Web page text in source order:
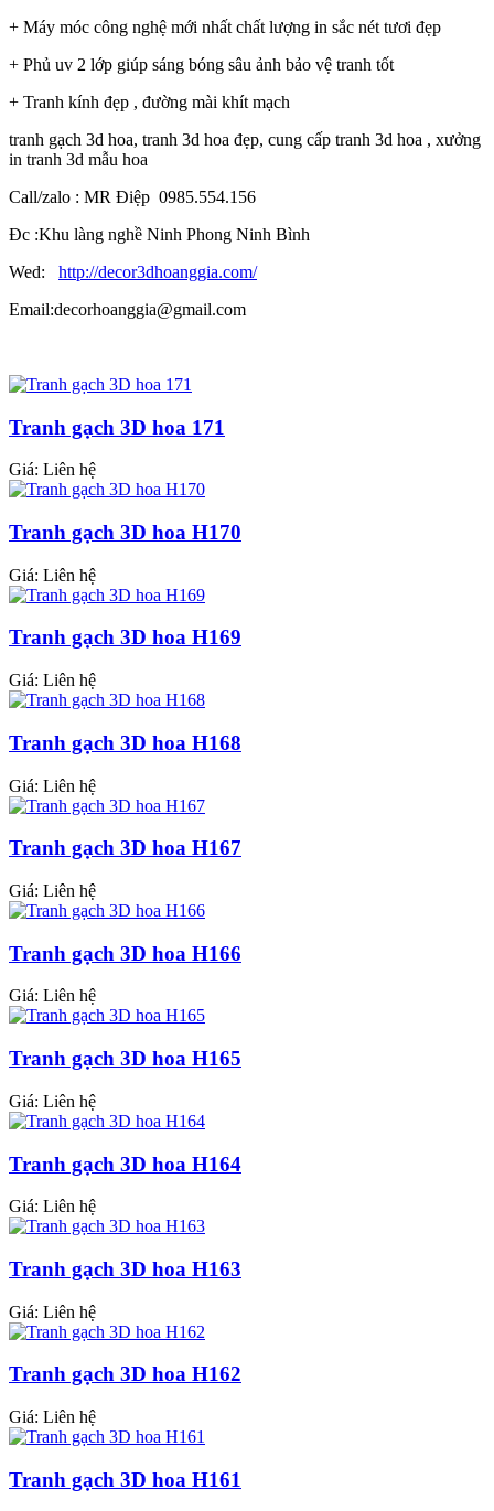
+ Máy móc công nghệ mới nhất chất lượng in sắc nét tươi đẹp
+ Phủ uv 2 lớp giúp sáng bóng sâu ảnh bảo vệ tranh tốt
+ Tranh kính đẹp , đường mài khít mạch
tranh gạch 3d hoa, tranh 3d hoa đẹp, cung cấp tranh 3d hoa , xưởng
in tranh 3d mẫu hoa
Call/zalo : MR Điệp 0985.554.156
Đc :Khu làng nghề Ninh Phong Ninh Bình
Wed: http://decor3dhoanggia.com/
Email:decorhoanggia@gmail.com
Tranh gạch 3D hoa 171
Giá: Liên hệ
Tranh gạch 3D hoa H170
Giá: Liên hệ
Tranh gạch 3D hoa H169
Giá: Liên hệ
Tranh gạch 3D hoa H168
Giá: Liên hệ
Tranh gạch 3D hoa H167
Giá: Liên hệ
Tranh gạch 3D hoa H166
Giá: Liên hệ
Tranh gạch 3D hoa H165
Giá: Liên hệ
Tranh gạch 3D hoa H164
Giá: Liên hệ
Tranh gạch 3D hoa H163
Giá: Liên hệ
Tranh gạch 3D hoa H162
Giá: Liên hệ
Tranh gạch 3D hoa H161